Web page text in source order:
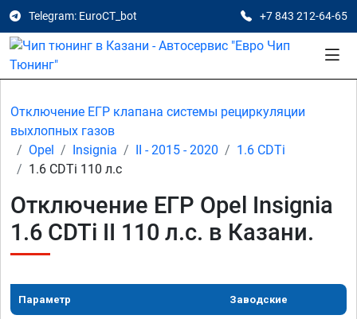
Telegram: EuroCT_bot +7 843 212-64-65
Отключение ЕГР клапана системы рециркуляции
выхлопных газов
Opel
Insignia II - 2015 - 2020
1.6 CDTi
1.6 CDTi 110 л.с
Отключение ЕГР Opel Insignia
1.6 CDTi II 110 л.с. в Казани.
Параметр Заводские